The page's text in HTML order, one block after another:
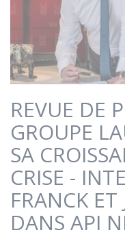
REVUE DE
GROUPE
SA
CRISE -
FRANCK
DANS API